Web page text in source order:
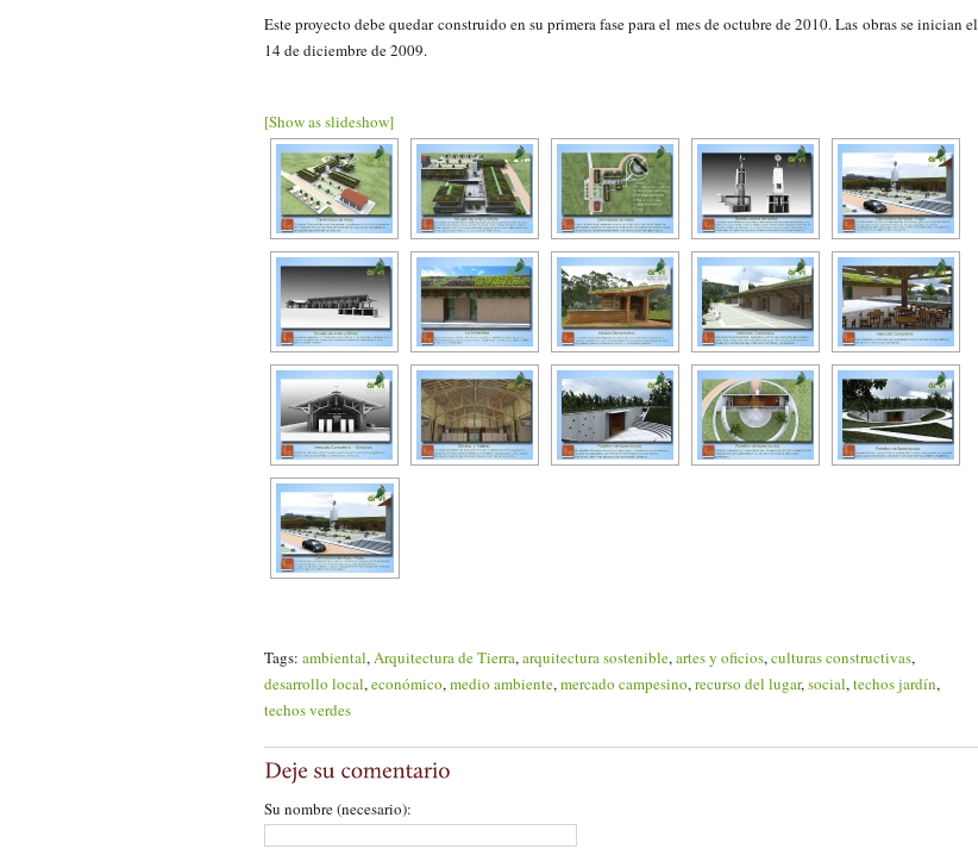
Este proyecto debe quedar construido en su primera fase para el mes de octubre de 2010. Las obras se inician el
14 de diciembre de 2009.
[Show as slideshow]
Tags: ambiental,Arquitectura de Tierra,arquitectura sostenible,artes y oficios,culturas constructivas,
desarrollo local,económico,medio ambiente,mercado campesino,recurso del lugar,social,techos jardín,
techos verdes
Su nombre (necesario):